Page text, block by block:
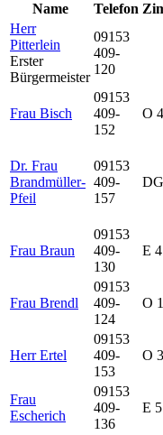
Name
Telefon
Herr
Pitterlein
Erster
Bürgermeister
09153
409-
120
Frau Bisch
09153
409-
152
O 4
Dr. Frau
Brandmüller-
Pfeil
09153
409-
157
Frau Braun
09153
409-
130
E 4
Frau Brendl
09153
409-
124
O
Herr Ertel
09153
409-
153
O 3
Frau
Escherich
09153
409-
136
E 5